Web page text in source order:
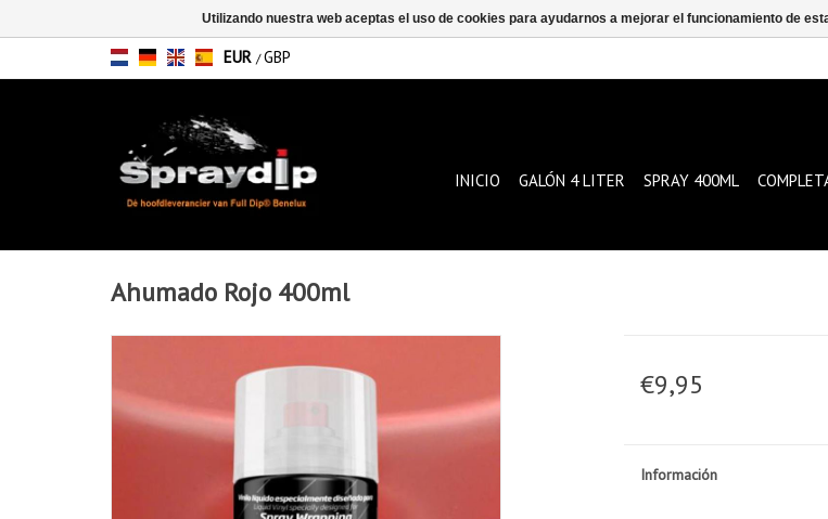
EUR /GBP
INICIO GALÓN 4 LITER SPRAY 400ML
Ahumado Rojo 400ml
€9,95
Información
Utilizando nuestra web aceptas el uso de cookies para ayudarnos a mejorar el funcionamiento de